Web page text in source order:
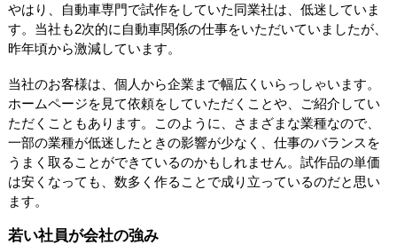
やはり、自動車専門で試作をしていた同業社は、低迷していま
す。当社も2次的に自動車関係の仕事をいただいていましたが、
昨年頃から激減しています。
当社のお客様は、個人から企業まで幅広くいらっしゃいます。
ホームページを見て依頼をしていただくことや、ご紹介してい
ただくこともあります。このように、さまざまな業種なので、
一部の業種が低迷したときの影響が少なく、仕事のバランスを
うまく取ることができているのかもしれません。試作品の単価
は安くなっても、数多く作ることで成り立っているのだと思い
ます。
若い社員が会社の強み